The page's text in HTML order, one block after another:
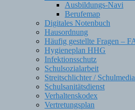
Ausbildungs-Navi
Berufemap
Digitales Notenbuch
Hausordnung
Häufig gestellte Fragen –
Hygieneplan HHG
Infektionsschutz
Schulsozialarbeit
Streitschlichter /
Schulsanitätsdienst
Verhaltenskodex
Vertretungsplan